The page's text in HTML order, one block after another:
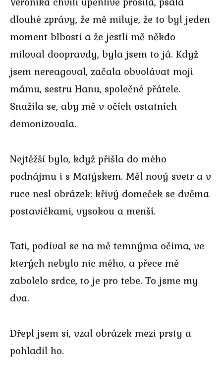
dlouhé zprávy, že mě miluje, že to byl jeden
moment blbosti a že jestli mě někdo
miloval doopravdy, byla jsem to já. Když
jsem nereagoval, začala obvolávat moji
mámu, sestru Hanu, společné přátele.
Snažila se, aby mě v očích ostatních
demonizovala.
Nejtěžší bylo, když přišla do mého
podnájmu i s Matýskem. Měl nový svetr a v
ruce nesl obrázek: křivý domeček se dvěma
postavičkami, vysokou a menší.
Tati, podíval se na mě temnýma očima, ve
kterých nebylo nic mého, a přece mě
zabolelo srdce, to je pro tebe. To jsme my
dva.
Dřepl jsem si, vzal obrázek mezi prsty a
pohladil ho.